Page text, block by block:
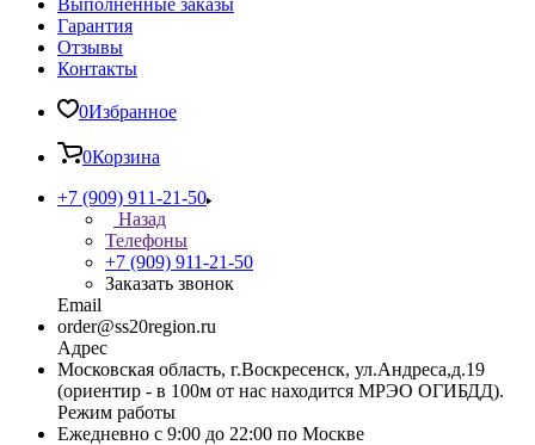
Выполненные заказы
Гарантия
Отзывы
Контакты
0Избранное
0Корзина
+7 (909) 911-21-50
Назад
Телефоны
+7 (909) 911-21-50
Заказать звонок
Email
order@ss20region.ru
Адрес
Московская область, г.Воскресенск, ул.Андреса,д.19
(ориентир - в 100м от нас находится МРЭО ОГИБДД).
Режим работы
Ежедневно с 9:00 до 22:00 по Москве